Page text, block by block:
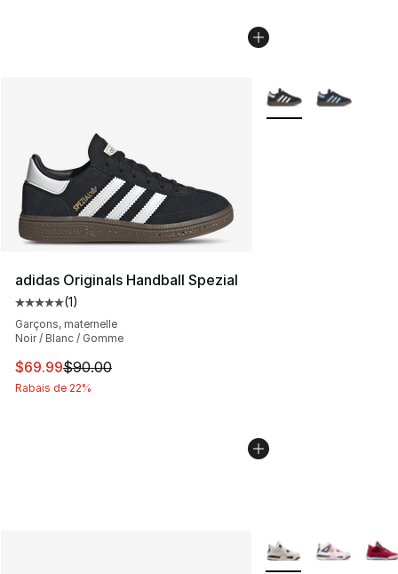
adidas Originals Handball Spezial
Cote moyenne du client - [5 sur 5 étoiles], 1
(1)
Garçons, maternelle
Noir / Blanc / Gomme
Cet article est en solde. Le prix est passé de $90.00 à
$69.99$90.00
Rabais de 22%
Plus de couleurs
Plus de couleurs